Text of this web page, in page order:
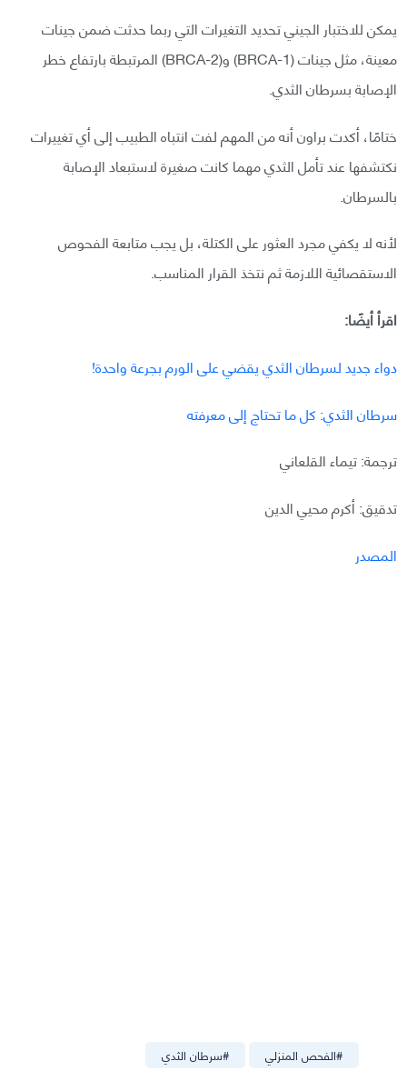
يمكن للاختبار الجيني تحديد التغيرات التي ربما حدثت ضمن جينات
معينة، مثل جينات (BRCA-1) و(BRCA-2) المرتبطة بارتفاع خطر
الإصابة بسرطان الثدي.
ختامًا، أكدت براون أنه من المهم لفت انتباه الطبيب إلى أي تغييرات
نكتشفها عند تأمل الثدي مهما كانت صغيرة لاستبعاد الإصابة
بالسرطان.
لأنه لا يكفي مجرد العثور على الكتلة، بل يجب متابعة الفحوص
الاستقصائية اللازمة ثم نتخذ القرار المناسب.
اقرأ أيضًا:
دواء جديد لسرطان الثدي يقضي على الورم بجرعة واحدة!
سرطان الثدي: كل ما تحتاج إلى معرفته
ترجمة: تيماء القلعاني
تدقيق: أكرم محيي الدين
المصدر
#سرطان الثدي #الفحص المنزلي